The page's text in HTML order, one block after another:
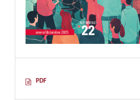
PDF